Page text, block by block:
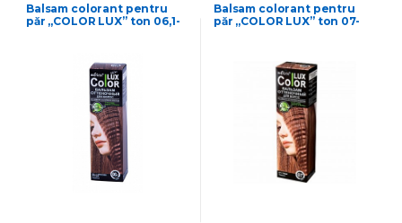
Balsam colorant pentru
păr „COLOR LUX” ton 06,1-
Balsam colorant pentru
păr „COLOR LUX” ton 07-